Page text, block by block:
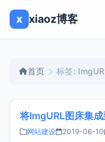
x xiaoz博客
首页 标签:
将ImgURL图床集
网站建设 2019-06-10